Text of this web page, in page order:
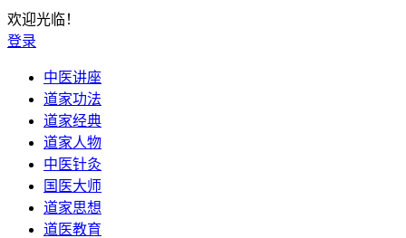
欢迎光临！
登录
中医讲座
道家功法
道家经典
道家人物
中医针灸
国医大师
道家思想
道医教育